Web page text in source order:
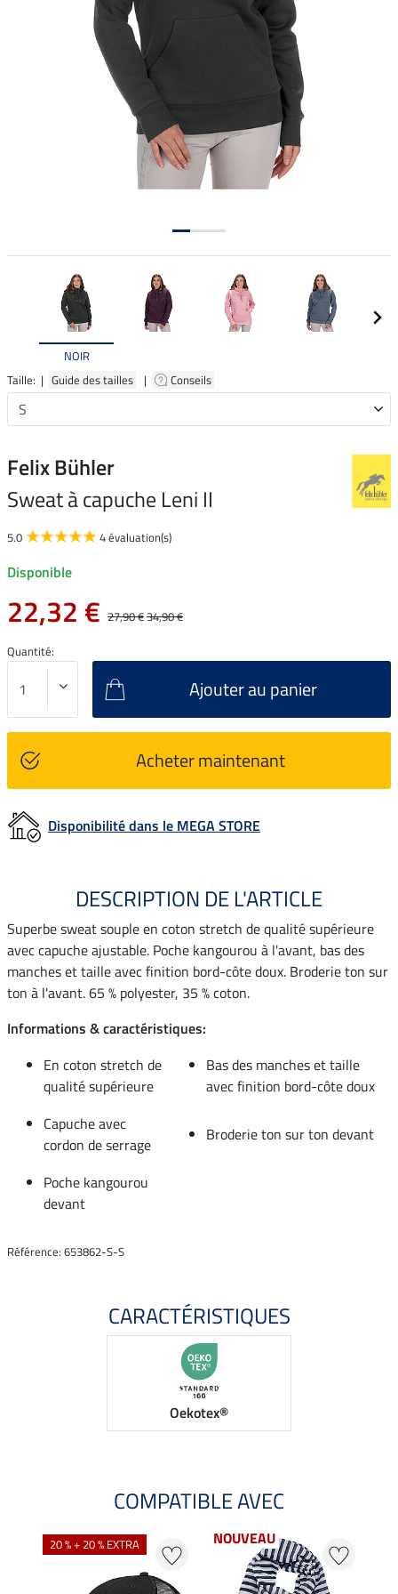
NOIR
Taille: | Guide des tailles | Conseils
Felix Bühler
Sweat à capuche Leni II
5.0 4 évaluation(s)
Disponible
22,32 € 27,90 €34,90 €
Quantité:
Ajouter au panier
Acheter maintenant
Disponibilité dans le MEGA STORE
DESCRIPTION DE L'ARTICLE
Superbe sweat souple en coton stretch de qualité supérieure
avec capuche ajustable. Poche kangourou à l'avant, bas des
manches et taille avec finition bord-côte doux. Broderie ton sur
ton à l'avant. 65 % polyester, 35 % coton.
Informations & caractéristiques:
En coton stretch de
qualité supérieure
Bas des manches et taille
avec finition bord-côte doux
Capuche avec
cordon de serrage
Broderie ton sur ton devant
Poche kangourou
devant
Référence: 653862-S-S
CARACTÉRISTIQUES
Oekotex®
COMPATIBLE AVEC
20 % + 20 % EXTRA NOUVEAU